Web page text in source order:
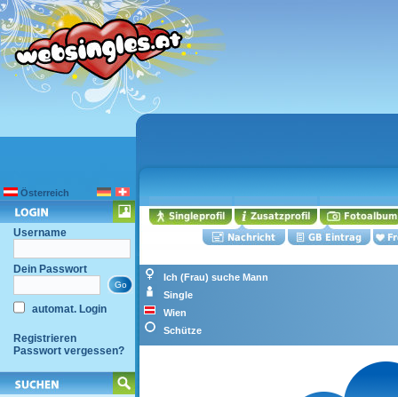
Österreich
Username
Dein Passwort
automat. Login
Registrieren
Passwort vergessen?
Ich (Frau) suche Mann
Single
Wien
Schütze